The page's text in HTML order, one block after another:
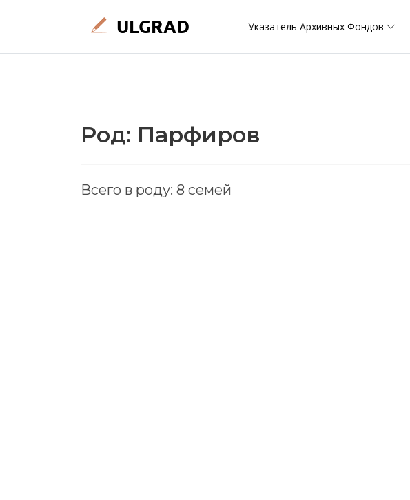
Указатель Архивных Фондов
Род: Парфиров
Всего в роду: 8 семей